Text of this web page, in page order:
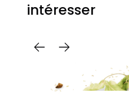
intéresser